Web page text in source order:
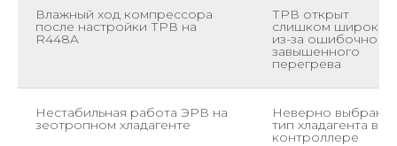
Влажный ход компрессора
после настройки ТРВ на
R448A
ТРВ открыт
слишком широко
из-за ошибочно
завышенного
перегрева
Нестабильная работа ЭРВ на
зеотропном хладагенте
Неверно выбран
тип хладагента в
контроллере